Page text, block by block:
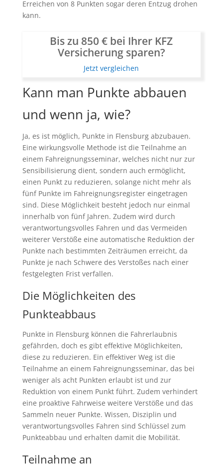
Erreichen von 8 Punkten sogar deren Entzug drohen
kann.
Bis zu 850 € bei Ihrer KFZ
Versicherung sparen?
Jetzt vergleichen
Kann man Punkte abbauen
und wenn ja, wie?
Ja, es ist möglich, Punkte in Flensburg abzubauen.
Eine wirkungsvolle Methode ist die Teilnahme an
einem Fahreignungsseminar, welches nicht nur zur
Sensibilisierung dient, sondern auch ermöglicht,
einen Punkt zu reduzieren, solange nicht mehr als
fünf Punkte im Fahreignungsregister eingetragen
sind. Diese Möglichkeit besteht jedoch nur einmal
innerhalb von fünf Jahren. Zudem wird durch
verantwortungsvolles Fahren und das Vermeiden
weiterer Verstöße eine automatische Reduktion der
Punkte nach bestimmten Zeiträumen erreicht, da
Punkte je nach Schwere des Verstoßes nach einer
festgelegten Frist verfallen.
Die Möglichkeiten des
Punkteabbaus
Punkte in Flensburg können die Fahrerlaubnis
gefährden, doch es gibt effektive Möglichkeiten,
diese zu reduzieren. Ein effektiver Weg ist die
Teilnahme an einem Fahreignungsseminar, das bei
weniger als acht Punkten erlaubt ist und zur
Reduktion von einem Punkt führt. Zudem verhindert
eine proaktive Fahrweise weitere Verstöße und das
Sammeln neuer Punkte. Wissen, Disziplin und
verantwortungsvolles Fahren sind Schlüssel zum
Punkteabbau und erhalten damit die Mobilität.
Teilnahme an